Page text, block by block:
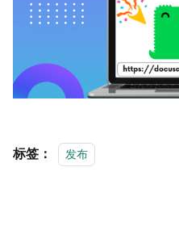
标签： 发布